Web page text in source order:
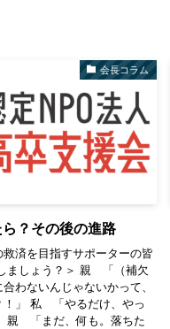
会長コラム
？その後の進路
済を目指すサポーターの皆
ましょう？＞ 親 「（補欠
わないんじゃないかって、
！」 私 「やるだけ、やっ
「まだ、何も。落ちた